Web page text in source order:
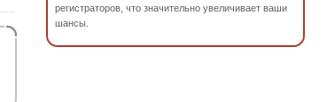
регистраторов, что значительно увеличивает ваши
шансы.